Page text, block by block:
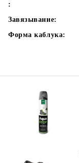
:
Завязывание:
Форма каблука: